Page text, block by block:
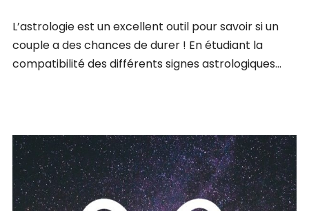
L’astrologie est un excellent outil pour savoir si un
couple a des chances de durer ! En étudiant la
compatibilité des différents signes astrologiques...